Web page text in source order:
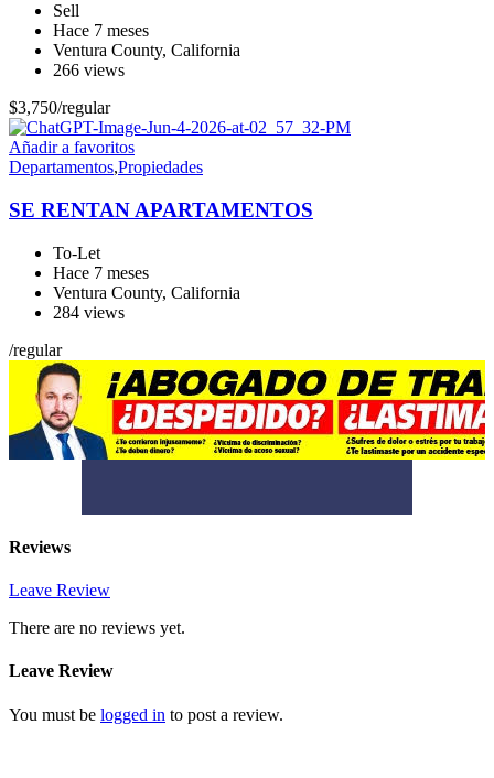
Sell
Hace 7 meses
Ventura County, California
266 views
$3,750/regular
Añadir a favoritos
Departamentos,Propiedades
SE RENTAN APARTAMENTOS
To-Let
Hace 7 meses
Ventura County, California
284 views
/regular
Reviews
Leave Review
There are no reviews yet.
Leave Review
You must be logged in to post a review.